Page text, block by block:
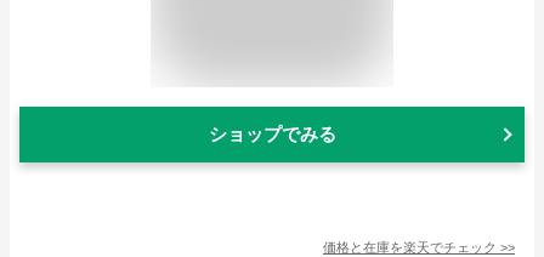
ショップでみる
価格と在庫を楽天でチェック >>